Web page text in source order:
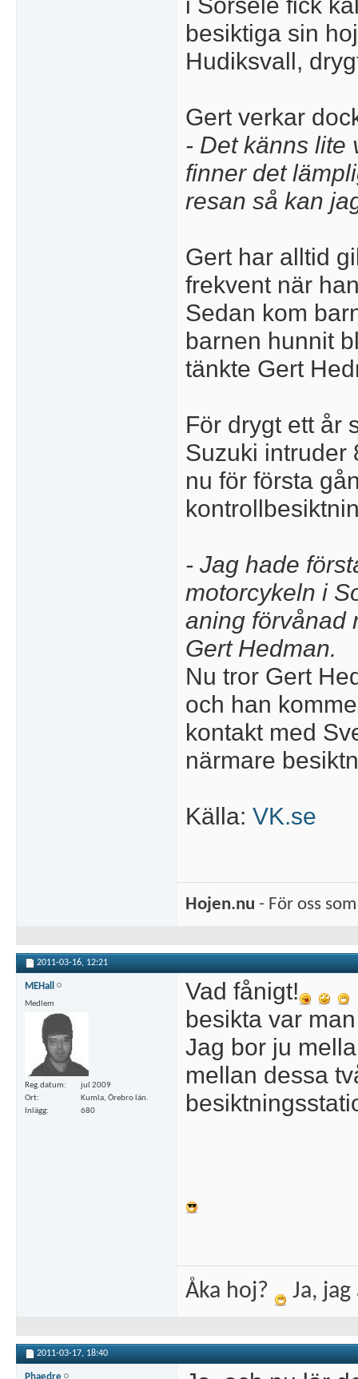
besiktiga sin
Hudiksvall,
Gert verkar
- Det känns lite
finner det
resan så kan
Gert har alltid
frekvent när
Sedan kom
barnen hunnit
tänkte Gert
För drygt ett år
Suzuki intruder
nu för första
- Jag hade
motorcykeln i
aning förvånad
Gert Hedman.
Nu tror Gert
och han
kontakt med
närmare
Källa: VK.se
Hojen.nu - För oss
2011-03-16, 12:21
MEHall
Medlem
Reg.datum
jul 2009
Ort
Kumla, Örebro län.
Inlägg
680
Vad fånigt!
besikta var
Jag bor ju
mellan dessa
Åka hoj? Ja,
2011-03-17, 18:40